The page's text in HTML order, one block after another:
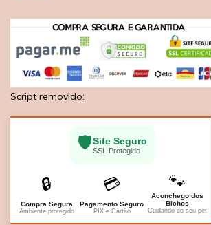
Script removido:
🛡️Site Seguro
SSL Protegido
🔒
Compra Segura
Ambiente protegido
💳
Pagamento Seguro
PIX e Cartão
🐾
Aconchego dos
Bichos
Cuidando do seu pet